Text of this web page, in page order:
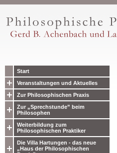
Start
Veranstaltungen und Aktuelles
Zur Philosophischen Praxis
Zur „Sprechstunde” beim
Philosophen
Weiterbildung zum
Philosophischen Praktiker
Die Villa Hartungen - das neue
„Haus der Philosophischen